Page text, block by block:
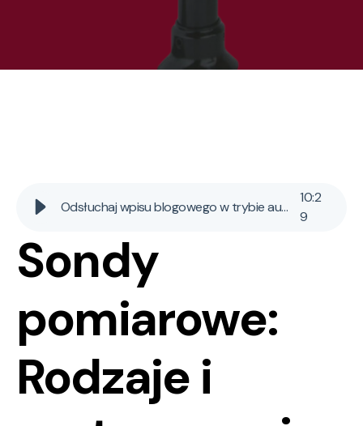
Odsłuchaj wpisu blogowego w trybie audio AI
10:2
9
Sondy
pomiarowe:
Rodzaje i